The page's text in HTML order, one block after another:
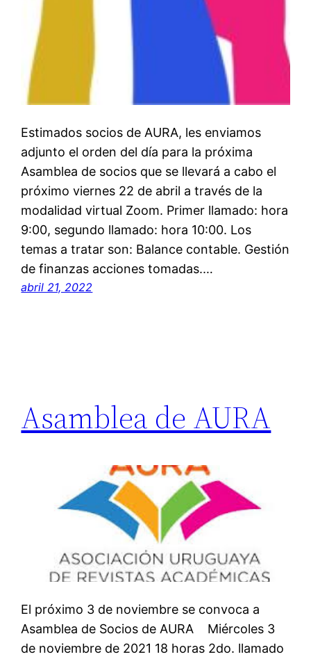
Estimados socios de AURA, les enviamos
adjunto el orden del día para la próxima
Asamblea de socios que se llevará a cabo el
próximo viernes 22 de abril a través de la
modalidad virtual Zoom. Primer llamado: hora
9:00, segundo llamado: hora 10:00. Los
temas a tratar son: Balance contable. Gestión
de finanzas acciones tomadas.…
abril 21, 2022
Asamblea de AURA
El próximo 3 de noviembre se convoca a
Asamblea de Socios de AURA Miércoles 3
de noviembre de 2021 18 horas 2do. llamado